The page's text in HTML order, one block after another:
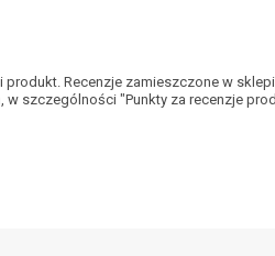
produkt. Recenzje zamieszczone w
szczególności "Punkty za recenzje